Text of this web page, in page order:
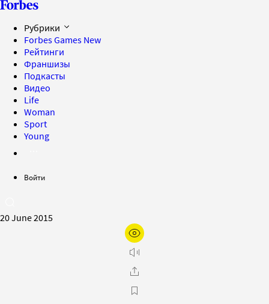
Рубрики
Forbes Games New
Рейтинги
Франшизы
Подкасты
Видео
Life
Woman
Sport
Young
Войти
20 June 2015